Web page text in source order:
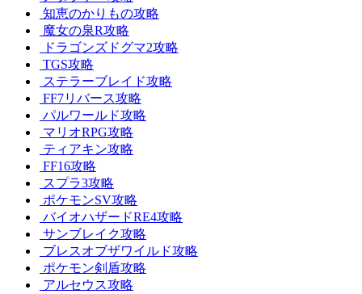
知恵のかりもの攻略
魔女の泉R攻略
ドラゴンズドグマ2攻略
TGS攻略
ステラーブレイド攻略
FF7リバース攻略
パルワールド攻略
マリオRPG攻略
ティアキン攻略
FF16攻略
スプラ3攻略
ポケモンSV攻略
バイオハザードRE4攻略
サンブレイク攻略
ブレスオブザワイルド攻略
ポケモン剣盾攻略
アルセウス攻略